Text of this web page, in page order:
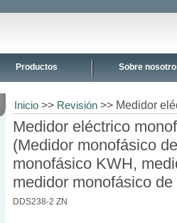
Productos Sobre
Inicio >> Revisión >> Medidor
Medidor eléctrico
(Medidor monofásico
monofásico KWH,
medidor monofásico
DDS238-2 ZN